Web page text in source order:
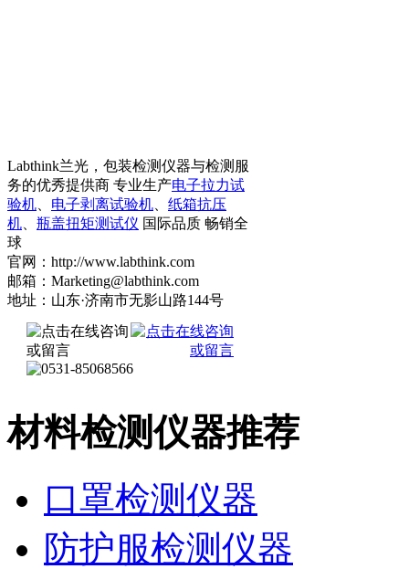
Labthink兰光，包装检测仪器与检测服
务的优秀提供商 专业生产电子拉力试
验机
电子剥离试验机
纸箱抗压
机
瓶盖扭矩测试仪 国际品质 畅销全
球
官网：http://www.labthink.com
邮箱：Marketing@labthink.com
地址：山东·济南市无影山路144号
材料检测仪器推荐
口罩检测仪器
防护服检测仪器